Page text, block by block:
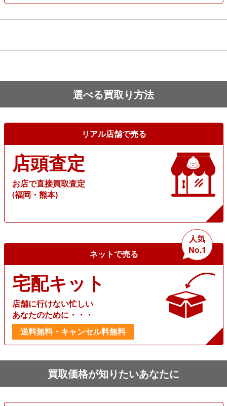
選べる買取り方法
リアル店舗で売る
店頭査定
お店で直接買取査定
(福岡・熊本)
ネットで売る
人気
No.1
宅配キット
店舗に行けない忙しい
あなたのために・・・
送料無料・キャンセル料無料
買取価格が知りたいあなたに